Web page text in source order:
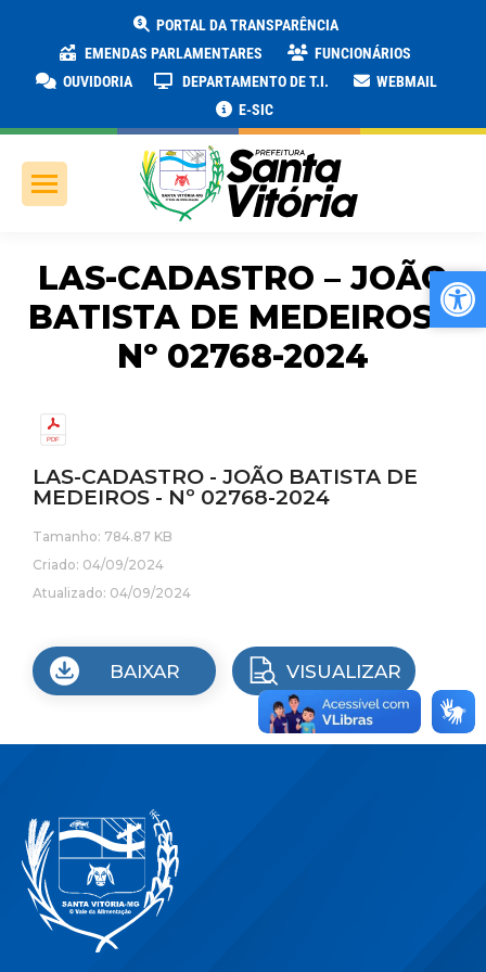
PORTAL DA TRANSPARÊNCIA
EMENDAS PARLAMENTARES
FUNCIONÁRIOS
OUVIDORIA
DEPARTAMENTO DE T.I.
WEBMAIL
E-SIC
LAS-CADASTRO – JOÃO
BATISTA DE MEDEIROS –
Nº 02768-2024
LAS-CADASTRO - JOÃO BATISTA DE
MEDEIROS - Nº 02768-2024
Tamanho: 784.87 KB
Criado: 04/09/2024
Atualizado: 04/09/2024
BAIXAR VISUALIZAR